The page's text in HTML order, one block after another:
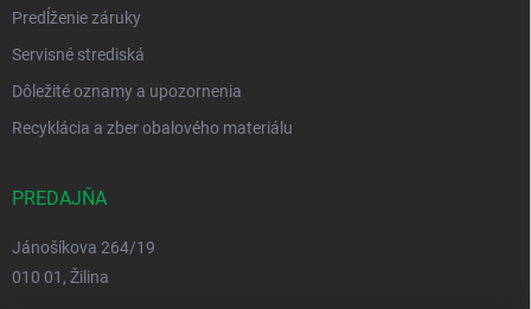
Predĺženie záruky
Servisné strediská
Dôležité oznamy a upozornenia
Recyklácia a zber obalového materiálu
PREDAJŇA
Jánošíkova 264/19
010 01, Žilina